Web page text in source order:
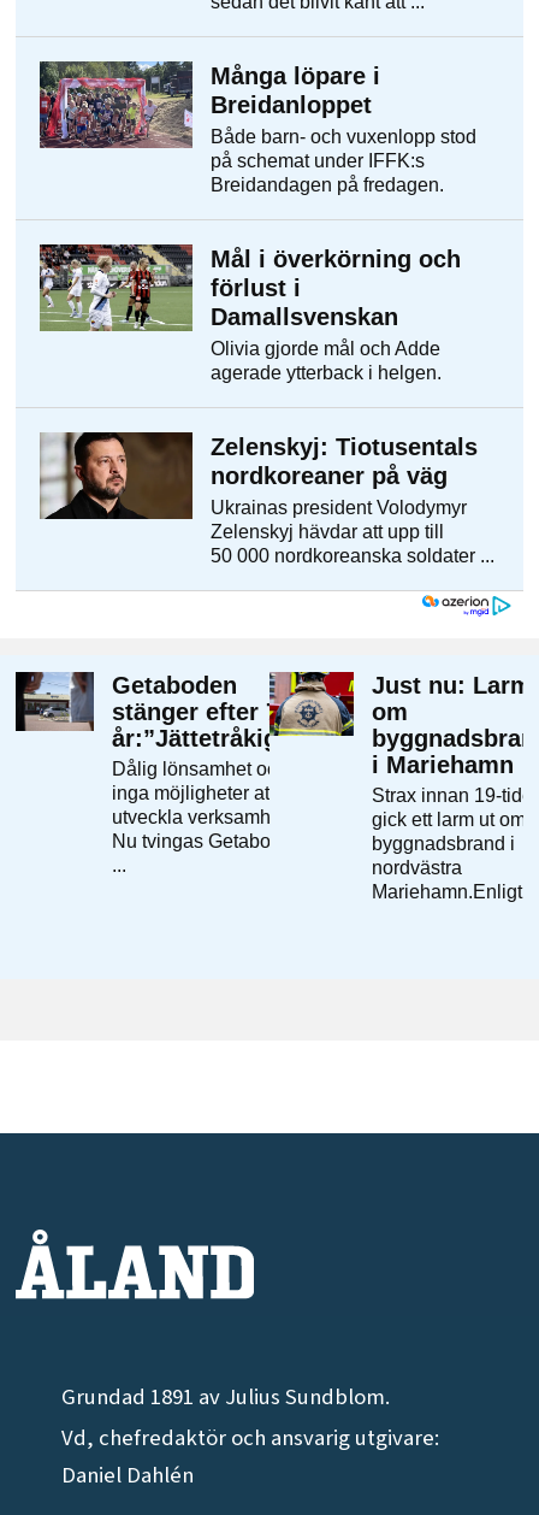
Grundad 1891 av Julius Sundblom.
Vd, chefredaktör och ansvarig utgivare:
Daniel Dahlén